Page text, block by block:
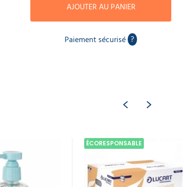
AJOUTER AU PANIER
Paiement sécurisé ?
ÉCORESPONSABLE